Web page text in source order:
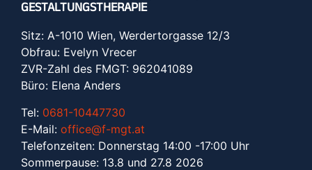
GESTALTUNGSTHERAPIE
Sitz: A-1010 Wien, Werdertorgasse 12/3
Obfrau: Evelyn Vrecer
ZVR-Zahl des FMGT: 962041089
Büro: Elena Anders
Tel: 0681-10447730
E-Mail: office@f-mgt.at
Telefonzeiten: Donnerstag 14:00 -17:00 Uhr
Sommerpause: 13.8 und 27.8 2026